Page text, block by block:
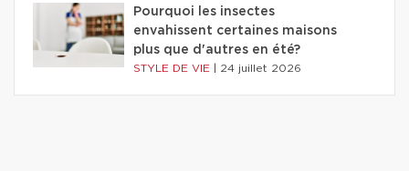
Pourquoi les insectes
envahissent certaines maisons
plus que d'autres en été?
STYLE DE VIE 24 juillet 2026